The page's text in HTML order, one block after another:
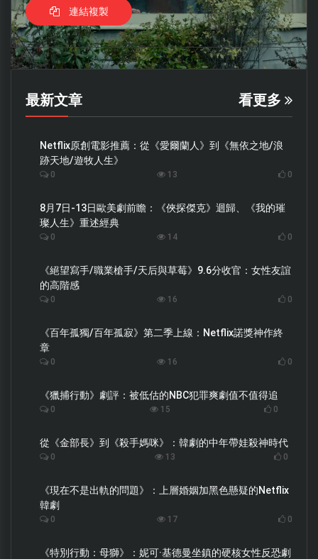
連結複製
最新文章 看更多
Netflix原創電影推薦：從《愛爾蘭人》到《無依之地/浪
跡天地/遊牧人生》
0 13 0
8月7日-13日歐美劇前瞻：《俠探傑克》迴歸、《我的璀
璨人生》重述經典
0 14 0
《絕望寫手/職業槍手/天后與草莓》9.6分收官：女性友誼
的高階感
0 16 0
《百年孤獨/百年孤寂》第二季上線：Netflix諾獎神作終
章
0 16 0
《獵捕行動》劇評：被低估的NBC犯罪爽劇值不值得追
0 15 0
從《金部長》到《殺手媽咪》：韓劇的中年帶娃殺神時代
0 13 0
《現在不是出軌的問題》：上層婚姻加黑色懸疑的Netflix
韓劇
0 17 0
《特別行動：母獅》：妮可·基德曼坐鎮的硬核女性反恐劇